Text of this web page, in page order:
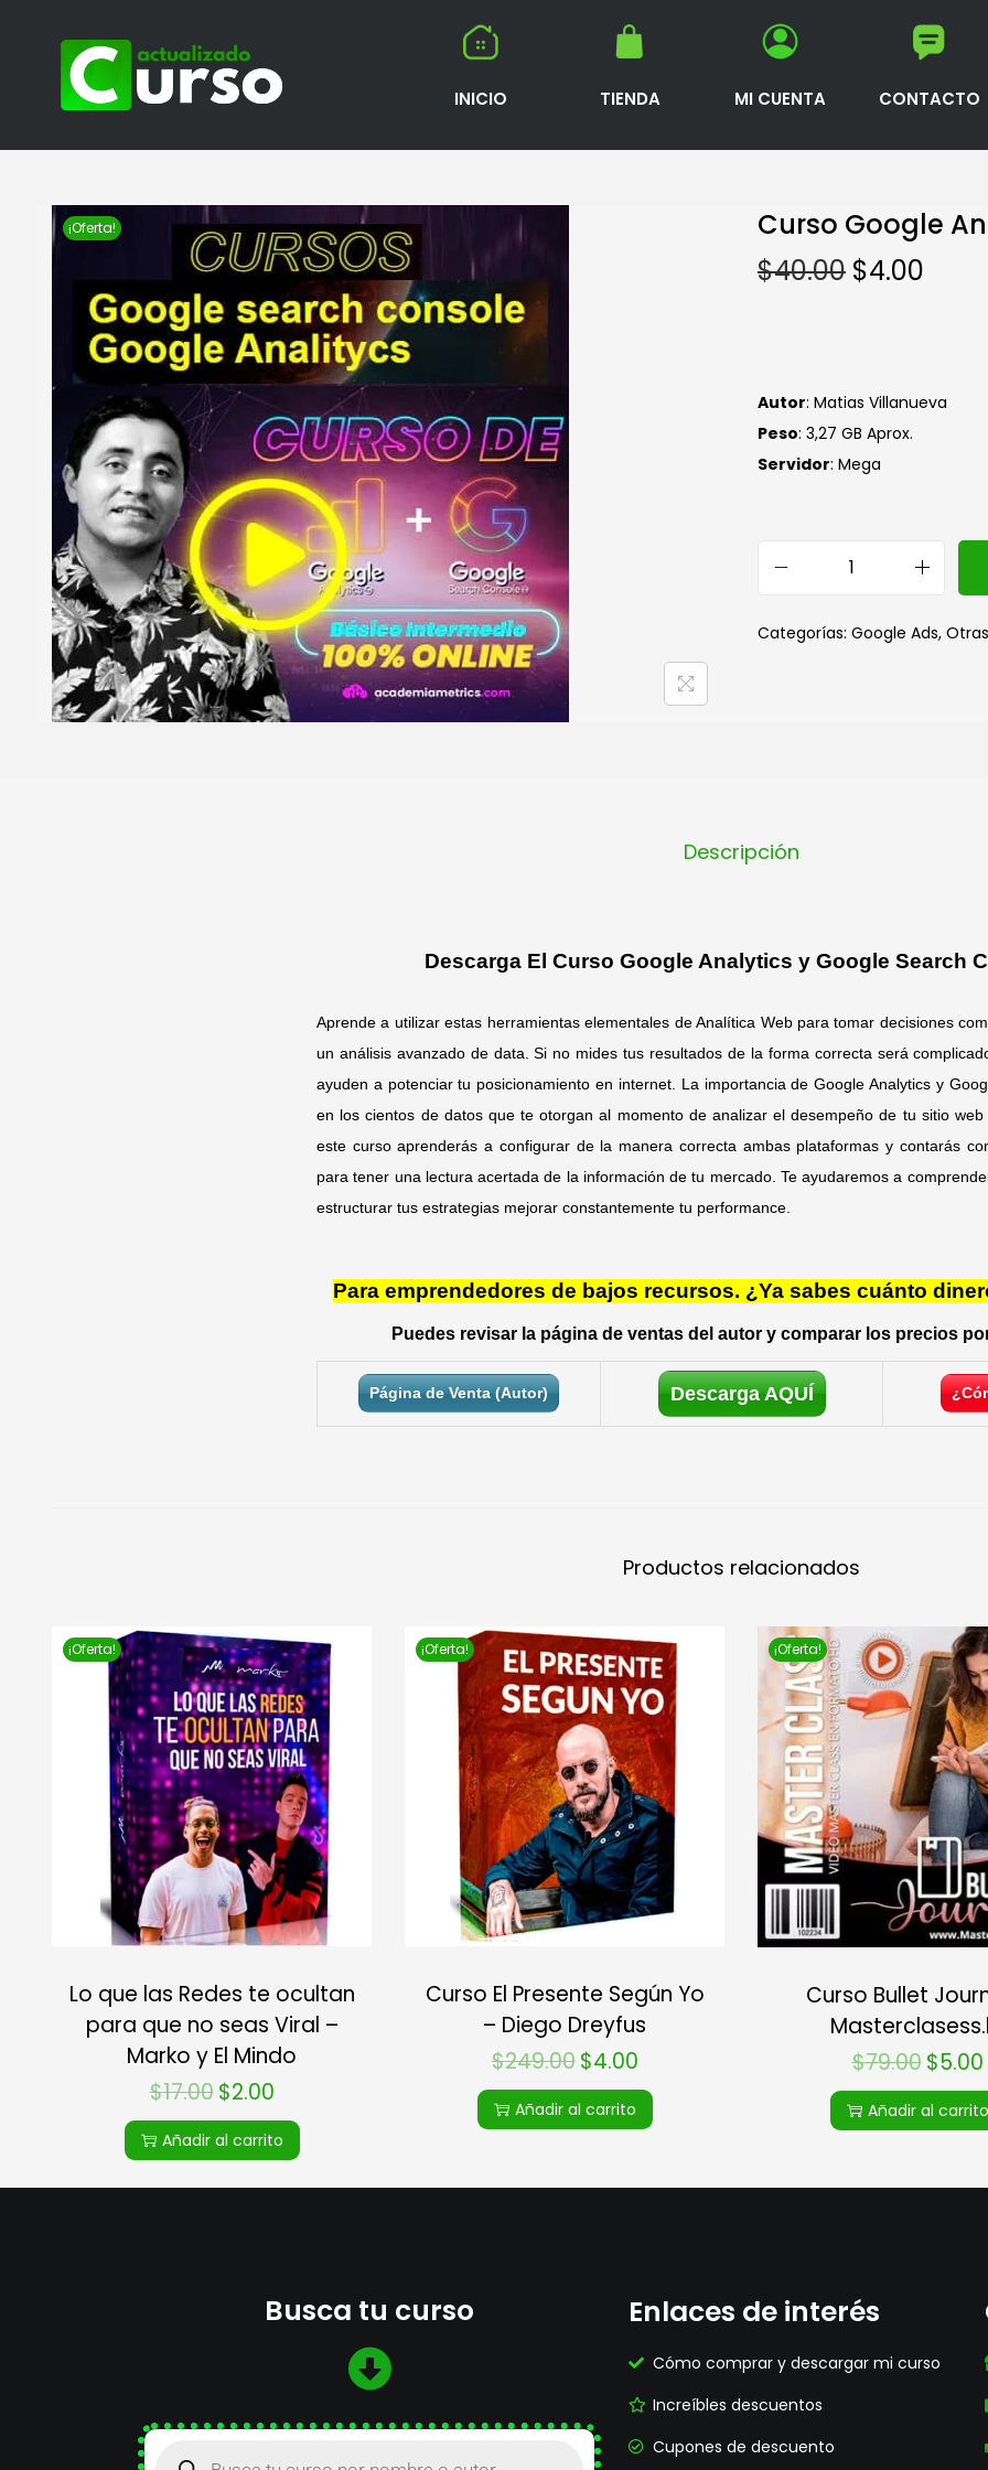
INICIO TIENDA MI CUENTA CONTACTO
¡Oferta!
Curso Google
$40.00 $4.00
Autor: Matias Villanueva
Peso: 3,27 GB Aprox.
Servidor: Mega
Categorías: Google Ads,
Descripción
Descarga El Curso Google Analytics y Google Search
Aprende a utilizar estas herramientas elementales de Analítica Web para tomar decisiones
un análisis avanzado de data. Si no mides tus resultados de la forma correcta será
ayuden a potenciar tu posicionamiento en internet. La importancia de Google Analytics y
en los cientos de datos que te otorgan al momento de analizar el desempeño de tu sitio
este curso aprenderás a configurar de la manera correcta ambas plataformas y contarás
para tener una lectura acertada de la información de tu mercado. Te ayudaremos a
estructurar tus estrategias mejorar constantemente tu performance.
Para emprendedores de bajos recursos. ¿Ya sabes cuánto
Puedes revisar la página de ventas del autor y comparar los precios
Página de Venta (Autor) Descarga AQUÍ
Productos relacionados
¡Oferta!
Lo que las Redes te ocultan
para que no seas Viral –
Marko y El Mindo
$17.00 $2.00
Añadir al carrito
¡Oferta!
Curso El Presente Según Yo
– Diego Dreyfus
$249.00 $4.00
Añadir al carrito
¡Oferta!
Curso Bullet
$79.00 $5.00
Añadir al carrito
Busca tu curso Enlaces de interés
Cómo comprar y descargar mi curso
Increíbles descuentos
Cupones de descuento